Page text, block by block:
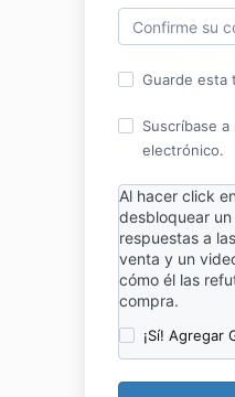
Guarde esta
Suscríbase
electrónico.
Al hacer click
desbloquear un
respuestas a
venta y un
cómo él las
compra.
¡Sí! Agregar